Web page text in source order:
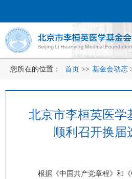
您所在的位置： 首页 >> 基金会动态
北京市李桓英医学
顺利召开换届
根据《中国共产党章程》和《